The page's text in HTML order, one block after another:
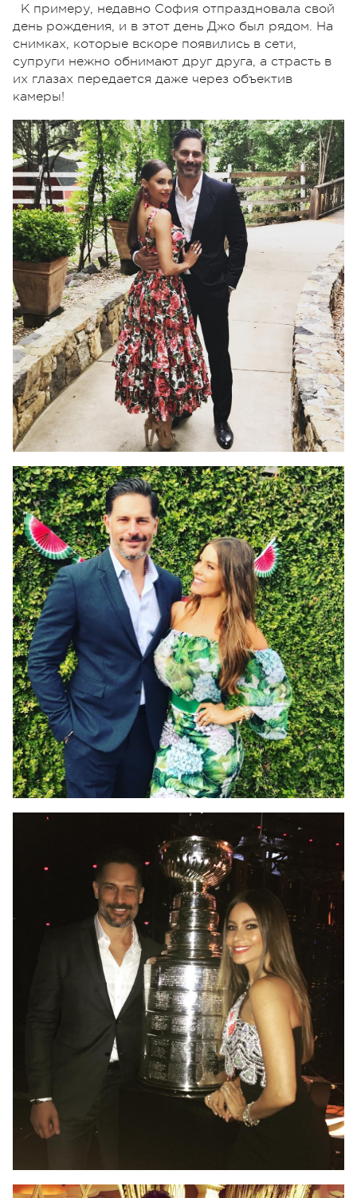
К примеру, недавно София отпраздновала свой
день рождения, и в этот день Джо был рядом. На
снимках, которые вскоре появились в сети,
супруги нежно обнимают друг друга, а страсть в
их глазах передается даже через объектив
камеры!